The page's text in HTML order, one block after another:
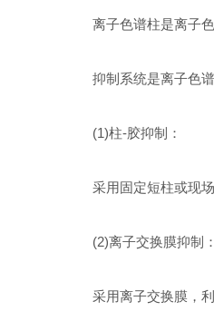
离子色谱柱是离子色
抑制系统是离子色谱
(1)柱-胶抑制：
采用固定短柱或现场
(2)离子交换膜抑制：
采用离子交换膜，利